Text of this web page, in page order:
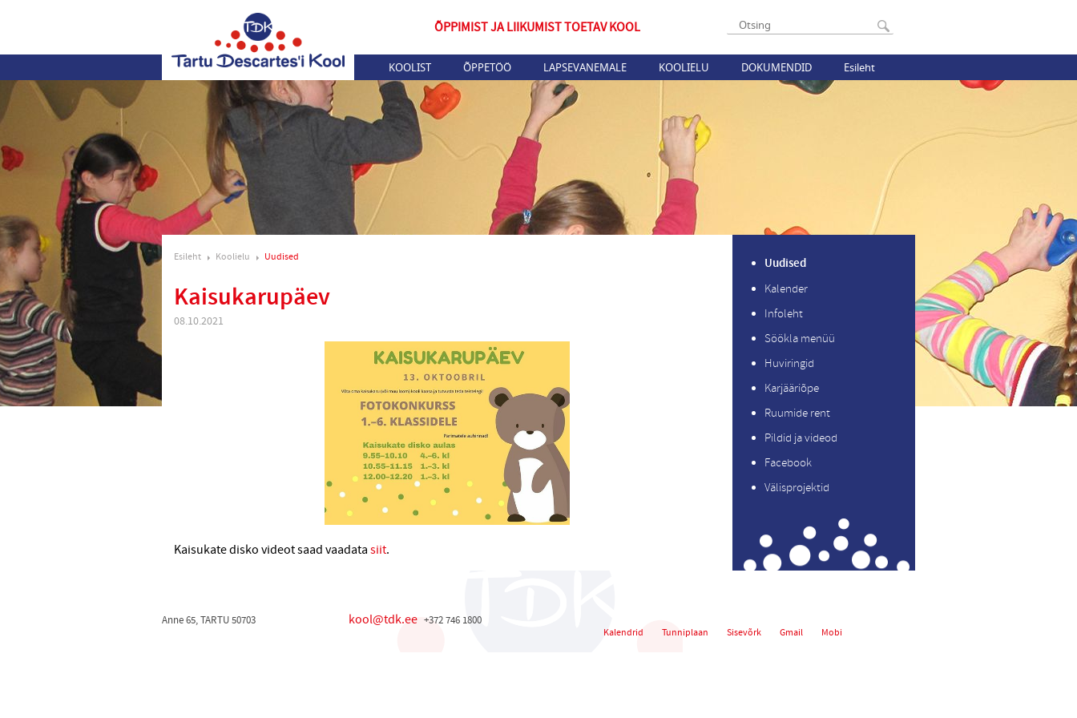
ÕPPIMIST JA LIIKUMIST TOETAV KOOL
KOOLIST ÕPPETÖÖ LAPSEVANEMALE KOOLIELU DOKUMENDID Esileht
Esileht Koolielu Uudised
Kaisukarupäev
08.10.2021
Kaisukate disko videot saad vaadata siit.
Uudised
Kalender
Infoleht
Söökla menüü
Huviringid
Karjääriõpe
Ruumide rent
Pildid ja videod
Facebook
Välisprojektid
Kalendrid Tunniplaan Sisevõrk Gmail Mobi
Anne 65, TARTU 50703 kool@tdk.ee +372 746 1800